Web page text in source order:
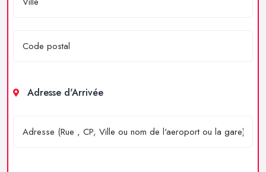
Adresse d'Arrivée